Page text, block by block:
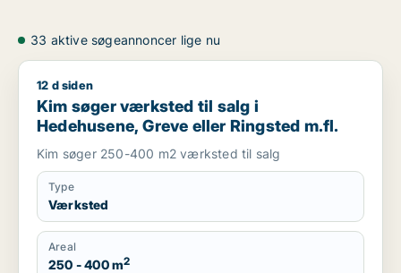
33 aktive søgeannoncer lige nu
Kim søger værksted til salg i Hedehusene, Greve eller
12 d siden
Kim søger værksted til salg i
Hedehusene, Greve eller Ringsted m.fl.
Kim søger 250-400 m2 værksted til salg
Type
Værksted
Areal
250 - 400 m2